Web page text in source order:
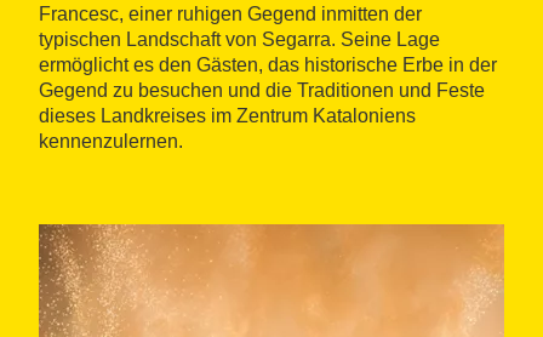
Francesc, einer ruhigen Gegend inmitten der
typischen Landschaft von Segarra. Seine Lage
ermöglicht es den Gästen, das historische Erbe in der
Gegend zu besuchen und die Traditionen und Feste
dieses Landkreises im Zentrum Kataloniens
kennenzulernen.